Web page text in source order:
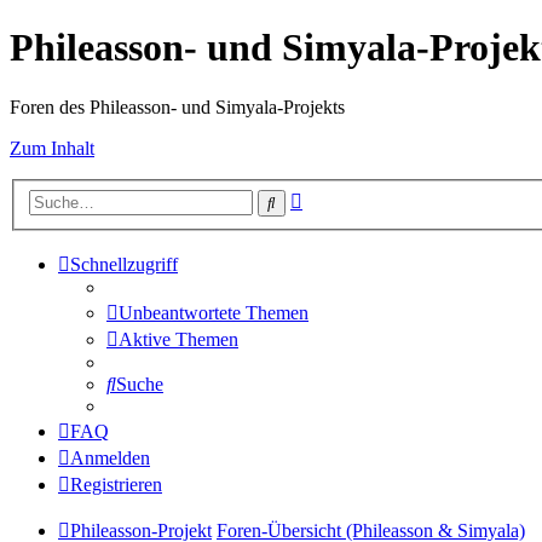
Phileasson- und Simyala-
Foren des Phileasson- und Simyala-Projekts
Zum Inhalt
Suche
Schnellzugriff
Unbeantwortete Themen
Aktive Themen
Suche
FAQ
Anmelden
Registrieren
Phileasson-Projekt Foren-Übersicht (Phileasson & Simyala)